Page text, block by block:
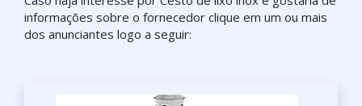
informações sobre o fornecedor clique em um ou mais
dos anunciantes logo a seguir: